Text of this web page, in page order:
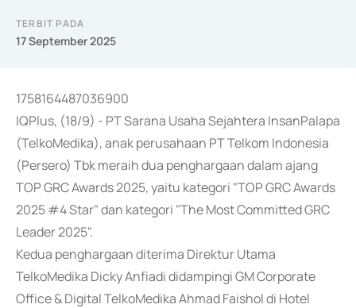
TERBIT PADA
17 September 2025
1758164487036900
IQPlus, (18/9) - PT Sarana Usaha Sejahtera InsanPalapa
(TelkoMedika), anak perusahaan PT Telkom Indonesia
(Persero) Tbk meraih dua penghargaan dalam ajang
TOP GRC Awards 2025, yaitu kategori "TOP GRC Awards
2025 #4 Star" dan kategori "The Most Committed GRC
Leader 2025".
Kedua penghargaan diterima Direktur Utama
TelkoMedika Dicky Anfiadi didampingi GM Corporate
Office & Digital TelkoMedika Ahmad Faishol di Hotel